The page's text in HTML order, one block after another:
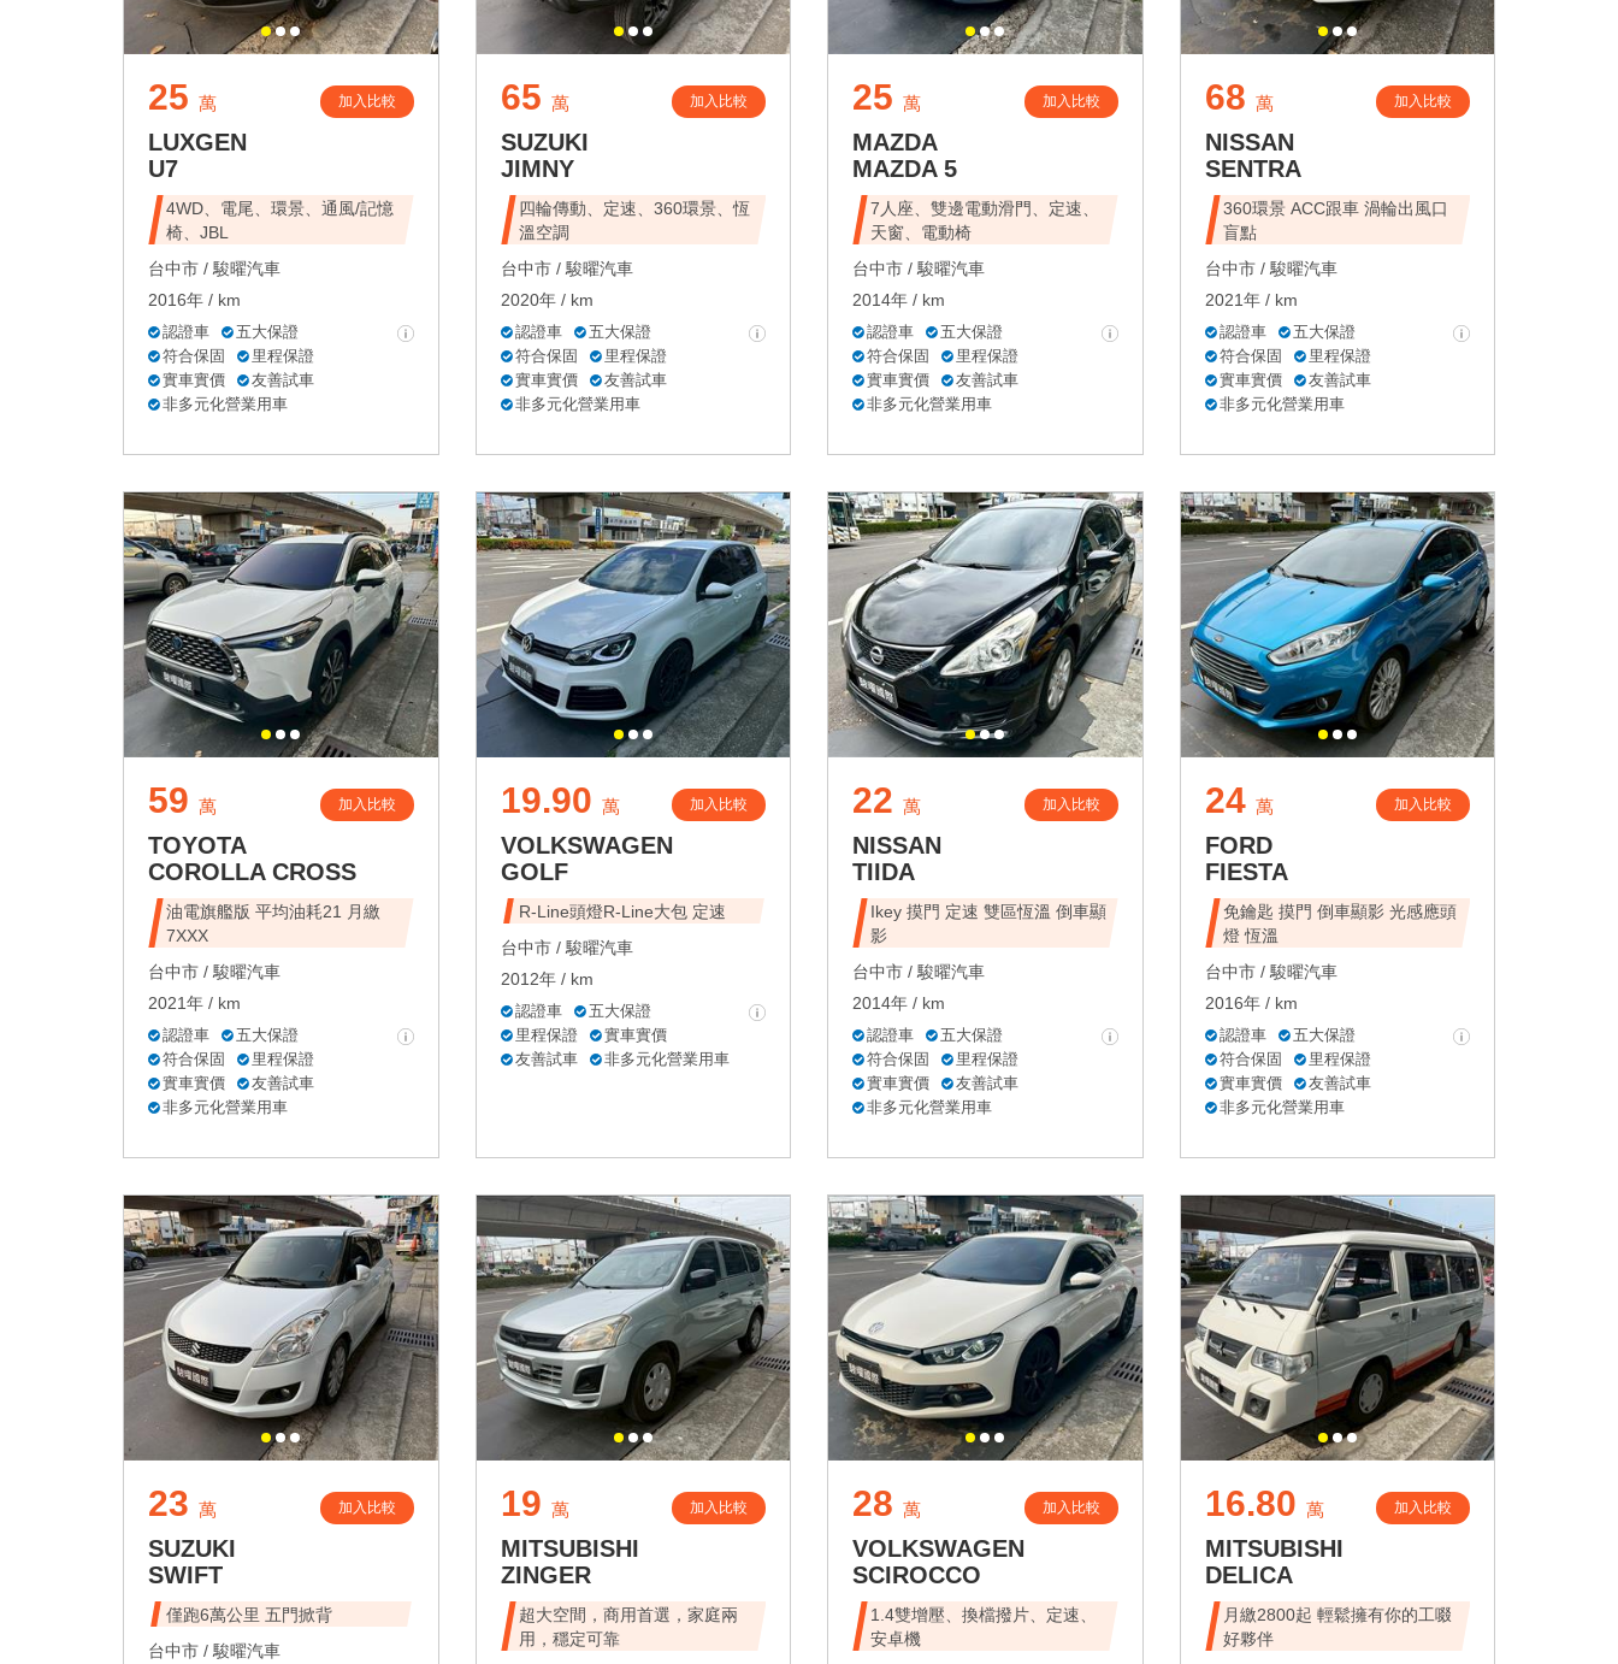
25 萬 加入比較
LUXGEN
U7
4WD、電尾、環景、通風/記憶
椅、JBL
台中市 / 駿曜汽車
2016年 / km
認證車
五大保證
符合保固
里程保證
實車實價
友善試車
非多元化營業用車
65 萬 加入比較
SUZUKI
JIMNY
四輪傳動、定速、360環景、恆
溫空調
台中市 / 駿曜汽車
2020年 / km
認證車
五大保證
符合保固
里程保證
實車實價
友善試車
非多元化營業用車
25 萬 加入比較
MAZDA
MAZDA 5
7人座、雙邊電動滑門、定速、
天窗、電動椅
台中市 / 駿曜汽車
2014年 / km
認證車
五大保證
符合保固
里程保證
實車實價
友善試車
非多元化營業用車
68 萬 加入比較
NISSAN
SENTRA
360環景 ACC跟車 渦輪出風口
盲點
台中市 / 駿曜汽車
2021年 / km
認證車
五大保證
符合保固
里程保證
實車實價
友善試車
非多元化營業用車
59 萬 加入比較
TOYOTA
COROLLA CROSS
油電旗艦版 平均油耗21 月繳
7XXX
台中市 / 駿曜汽車
2021年 / km
認證車
五大保證
符合保固
里程保證
實車實價
友善試車
非多元化營業用車
19.90 萬 加入比較
VOLKSWAGEN
GOLF
R-Line頭燈R-Line大包 定速
台中市 / 駿曜汽車
2012年 / km
認證車
五大保證
里程保證
實車實價
友善試車
非多元化營業用車
22 萬 加入比較
NISSAN
TIIDA
Ikey 摸門 定速 雙區恆溫 倒車顯
影
台中市 / 駿曜汽車
2014年 / km
認證車
五大保證
符合保固
里程保證
實車實價
友善試車
非多元化營業用車
24 萬 加入比較
FORD
FIESTA
免鑰匙 摸門 倒車顯影 光感應頭
燈 恆溫
台中市 / 駿曜汽車
2016年 / km
認證車
五大保證
符合保固
里程保證
實車實價
友善試車
非多元化營業用車
23 萬 加入比較
SUZUKI
SWIFT
僅跑6萬公里 五門掀背
台中市 / 駿曜汽車
19 萬 加入比較
MITSUBISHI
ZINGER
超大空間，商用首選，家庭兩
用，穩定可靠
28 萬 加入比較
VOLKSWAGEN
SCIROCCO
1.4雙增壓、換檔撥片、定速、
安卓機
16.80 萬 加入比較
MITSUBISHI
DELICA
月繳2800起 輕鬆擁有你的工啜
好夥伴